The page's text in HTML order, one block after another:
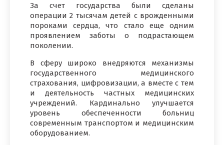
За счет государства были сделаны
операции 2 тысячам детей с врожденными
пороками сердца, что стало еще одним
проявлением заботы о подрастающем
поколении.
В сферу широко внедряются механизмы
государственного медицинского
страхования, цифровизации, а вместе с тем
и деятельность частных медицинских
учреждений. Кардинально улучшается
уровень обеспеченности больниц
современным транспортом и медицинским
оборудованием.